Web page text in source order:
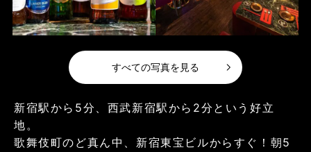
すべての写真を見る
新宿駅から5分、西武新宿駅から2分という好立
地。
歌舞伎町のど真ん中、新宿東宝ビルからすぐ！朝5